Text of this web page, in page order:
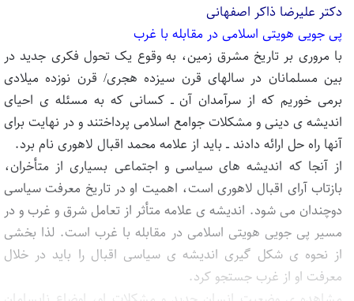
دکتر علیرضا ذاکر اصفهانی
پی جویی هویتی اسلامی در مقابله با غرب
با مروری بر تاریخ مشرق ‏زمین، به‏ وقوع یک تحول فکری جدید در
بین مسلمانان در سال‏های قرن سیزده هجری/ قرن نوزده میلادی
برمی‏ خوریم که از سرآمدان آن ــ کسانی که به مسئله‏ ی احیای
اندیشه‏ ی دینی و مشکلات جوامع اسلامی پرداختند و در نهایت برای
آنها راه ‏حل ارائه دادند ــ باید از علامه محمد اقبال لاهوری نام برد.
از آنجا که اندیشه ‏های سیاسی و اجتماعی بسیاری از متأخران،
بازتاب ‏آرای اقبال لاهوری است، اهمیت او در تاریخ معرفت سیاسی
دوچندان می‏ شود. اندیشه‏ ی علامه متأثر از تعامل شرق و غرب و در
مسیر پی‏ جویی هویتی اسلامی در مقابله با غرب است. لذا بخشی
از نحوه‏ ی شکل ‏گیری اندیشه‏ ی سیاسی اقبال را باید در خلال
معرفت او از غرب جستجو کرد.